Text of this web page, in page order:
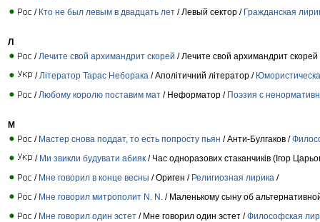
/ Кто не был левым в двадцать лет / Левый сектор / Гражданская
Л
/ Лечите свой архимандрит скорей / Лечите свой архимандрит
/ Літератор Тарас Неборака / Аполітичний літератор /
/ Любому королю поставим мат / Неформатор / Поэзия с
М
/ Мастер снова поддат, то есть попросту пьян / Анти-Булгаков /
/ Ми звикли будувати абияк / Час одноразових стаканчиків (Ігор
/ Мне говорил в конце весны / Ориген / Религиозная лирика /
/ Мне говорил митрополит N. N. / Маленькому сыну об
/ Мне говорил один эстет / Мне говорил один эстет /Философская